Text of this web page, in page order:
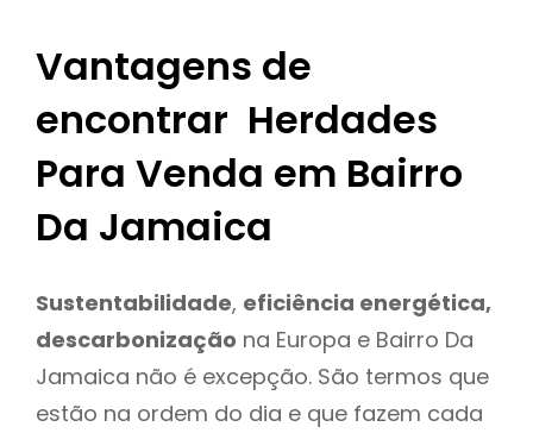
Vantagens de
encontrar Herdades
Para Venda em Bairro
Da Jamaica
Sustentabilidade, eficiência energética,
descarbonização na Europa e Bairro Da
Jamaica não é excepção. São termos que
estão na ordem do dia e que fazem cada